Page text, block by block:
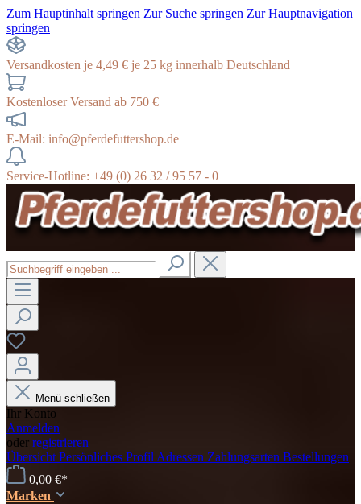
Zum Hauptinhalt springen Zur Suche springen Zur Hauptnavigation
springen
Versandkosten je 4,49 € je 25 kg innerhalb Deutschland
Kostenloser Versand ab 750 €
E-Mail: info@pferdefuttershop.de
Service-Hotline: +49 (0) 26 32 / 95 57 - 0
Menü schließen
Ihr Konto
Anmelden
oder registrieren
Übersicht Persönliches Profil Adressen Zahlungsarten Bestellungen
0,00 €*
Marken